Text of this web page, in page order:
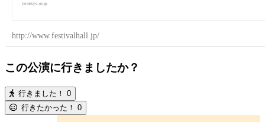
yomikyo.or.jp
http://www.festivalhall.jp/
この公演に行きましたか？
行きました！ 0
行きたかった！ 0